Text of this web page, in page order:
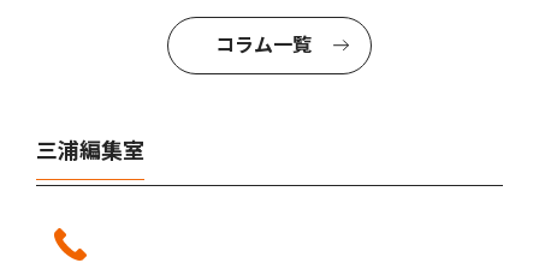
コラム一覧
三浦編集室